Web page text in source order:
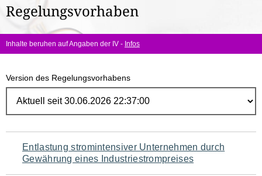
hier:
Regelungsvorhaben
Inhalte beruhen auf Angaben der IV - Infos
Version des Regelungsvorhabens
Navigation
für
Entlastung stromintensiver Unternehmen durch
Gewährung eines Industriestrompreises